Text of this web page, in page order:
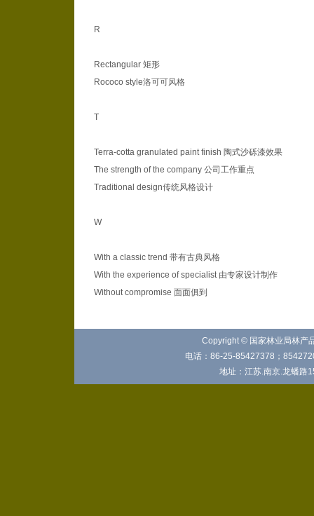
R
Rectangular 矩形
Rococo style洛可可风格
T
Terra-cotta granulated paint finish 陶式沙砾漆效果
The strength of the company 公司工作重点
Traditional design传统风格设计
W
With a classic trend 带有古典风格
With the experience of specialist 由专家设计制作
Without compromise 面面俱到
Copyright © 国家林业局林产
电话：86-25-85427378；
地址：江苏.南京.龙蟠路